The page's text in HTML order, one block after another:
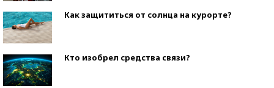
Как защититься от солнца на курорте?
Кто изобрел средства связи?